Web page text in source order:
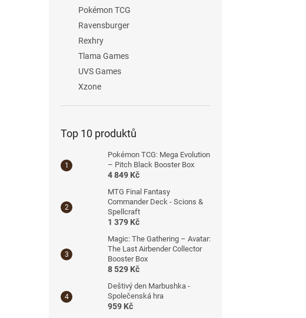
Pokémon TCG
Ravensburger
Rexhry
Tlama Games
UVS Games
Xzone
Top 10 produktů
Pokémon TCG: Mega Evolution
– Pitch Black Booster Box
4 849 Kč
MTG Final Fantasy
Commander Deck - Scions &
Spellcraft
1 379 Kč
Magic: The Gathering – Avatar:
The Last Airbender Collector
Booster Box
8 529 Kč
Deštivý den Marbushka -
Společenská hra
959 Kč